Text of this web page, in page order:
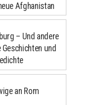
Afghanistan
– Und andere
und
an Rom